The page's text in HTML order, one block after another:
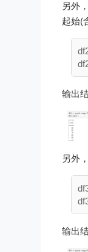
另外
起始(
输出
另外
输出